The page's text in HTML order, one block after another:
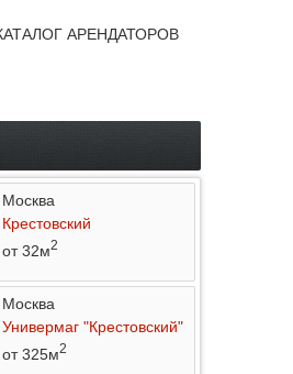
АРЕНДАТОРОВ
Москва
Крестовский
от 32м2
Москва
Универмаг "Крестовский"
от 325м2